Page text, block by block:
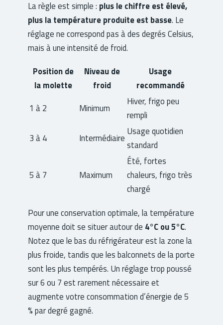
La règle est simple : plus le chiffre est élevé,
plus la température produite est basse. Le
réglage ne correspond pas à des degrés Celsius,
mais à une intensité de froid.
Position de
la molette
Niveau de
froid
Usage
recommandé
1 à 2
Minimum
Hiver, frigo peu
rempli
3 à 4
Intermédiaire
Usage quotidien
standard
5 à 7 Maximum
Été, fortes
chaleurs, frigo très
chargé
Pour une conservation optimale, la température
moyenne doit se situer autour de 4°C ou 5°C.
Notez que le bas du réfrigérateur est la zone la
plus froide, tandis que les balconnets de la porte
sont les plus tempérés. Un réglage trop poussé
sur 6 ou 7 est rarement nécessaire et
augmente votre consommation d’énergie de 5
% par degré gagné.